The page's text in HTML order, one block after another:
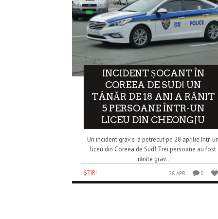
INCIDENT ȘOCANT ÎN
COREEA DE SUD! UN
TÂNĂR DE 18 ANI A RĂNIT
5 PERSOANE ÎNTR-UN
LICEU DIN CHEONGJU
Un incident grav s-a petrecut pe 28 aprilie într-un
liceu din Coreea de Sud! Trei persoane au fost
rănite grav..
ȘTIRI
28 APR 0